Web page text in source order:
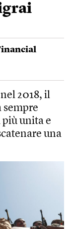
2018, il
unita e
una